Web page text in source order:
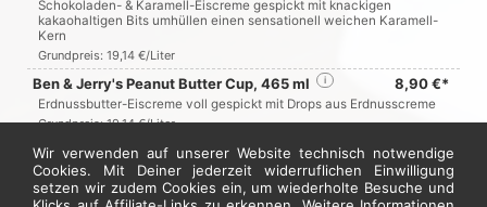
Schokoladen- & Karamell-Eiscreme gespickt mit knackigen
kakaohaltigen Bits umhüllen einen sensationell weichen Karamell-
Kern
Grundpreis: 19,14 €/Liter
Ben & Jerry's Peanut Butter Cup, 465 ml 8,90 €*
i
Erdnussbutter-Eiscreme voll gespickt mit Drops aus Erdnusscreme
Grundpreis: 19,14 €/Liter
Ben & Jerry's Half Baked, 465 ml 8,90 €*
i
Schokoladen- und Vanille-Eiscreme mit Brownie-Gebäckstücken
(8%) und Cookieteig-Stücken (10%) (mit Schokoladenstückchen).
Wir verwenden auf unserer Website technisch notwendige
Cookies. Mit Deiner jederzeit widerruflichen Einwilligung
setzen wir zudem Cookies ein, um wiederholte Besuche und